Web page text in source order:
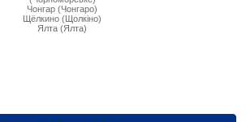
Чонгар (Чонгаро)
Щёлкино (Щолкiно)
Ялта (Ялта)